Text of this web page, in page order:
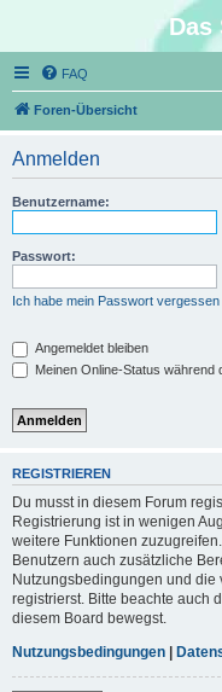
Das
FAQ
Foren-Übersicht
Anmelden
Benutzername:
Passwort:
Ich habe mein Passwort vergessen
Angemeldet bleiben
Meinen Online-Status während
REGISTRIEREN
Du musst in diesem Forum
Registrierung ist in wenigen
weitere Funktionen
Benutzern auch zusätzliche
Nutzungsbedingungen und
registrierst. Bitte beachte auch
diesem Board bewegst.
Nutzungsbedingungen |